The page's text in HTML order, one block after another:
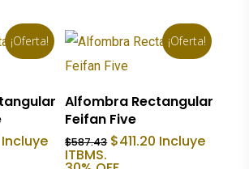
¡Oferta!
precio
Incluye
¡Oferta!
Añadir Al Carrito
Alfombra Rectangular
Feifan Five
$587.43 El
$411.20 El
precio
Incluye
ITBMS.